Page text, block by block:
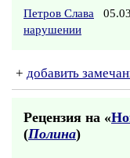
Петров Слава
нарушении
+ добавить
Рецензия на «
(Полина)